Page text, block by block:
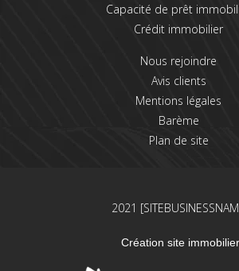
Capacité de prêt
Crédit immobilier
Nous rejoindre
Avis clients
Mentions légales
Barème
Plan de site
2021
Création site immobilier